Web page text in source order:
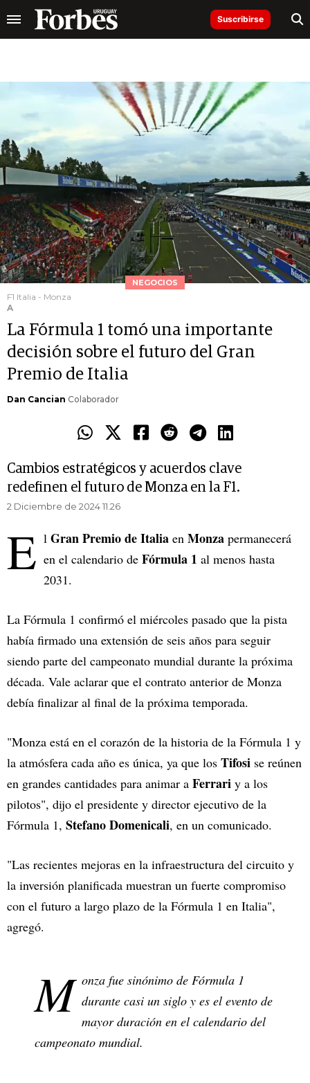
Suscribirse
NEGOCIOS
F1 Italia - Monza
A
La Fórmula 1 tomó una importante
decisión sobre el futuro del Gran
Premio de Italia
Dan Cancian Colaborador
Cambios estratégicos y acuerdos clave
redefinen el futuro de Monza en la F1.
2 Diciembre de 2024 11.26
E l Gran Premio de Italia en Monza permanecerá
en el calendario de Fórmula 1 al menos hasta
2031.
La Fórmula 1 confirmó el miércoles pasado que la pista
había firmado una extensión de seis años para seguir
siendo parte del campeonato mundial durante la próxima
década. Vale aclarar que el contrato anterior de Monza
debía finalizar al final de la próxima temporada.
"Monza está en el corazón de la historia de la Fórmula 1 y
la atmósfera cada año es única, ya que los Tifosi se reúnen
en grandes cantidades para animar a Ferrari y a los
pilotos", dijo el presidente y director ejecutivo de la
Fórmula 1, Stefano Domenicali, en un comunicado.
"Las recientes mejoras en la infraestructura del circuito y
la inversión planificada muestran un fuerte compromiso
con el futuro a largo plazo de la Fórmula 1 en Italia",
agregó.
M onza fue sinónimo de Fórmula 1
durante casi un siglo y es el evento de
mayor duración en el calendario del
campeonato mundial.